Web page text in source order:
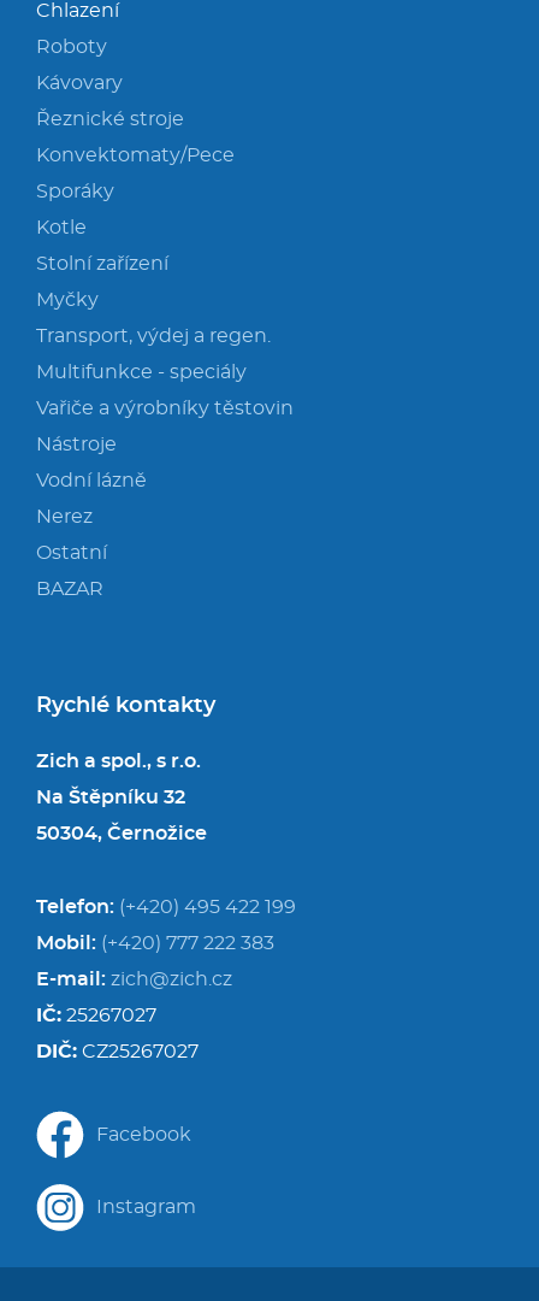
Chlazení
Roboty
Kávovary
Řeznické stroje
Konvektomaty/Pece
Sporáky
Kotle
Stolní zařízení
Myčky
Transport, výdej a regen.
Multifunkce - speciály
Vařiče a výrobníky těstovin
Nástroje
Vodní lázně
Nerez
Ostatní
BAZAR
Rychlé kontakty
Zich a spol., s r.o.
Na Štěpníku 32
50304, Černožice
Telefon: (+420) 495 422 199
Mobil: (+420) 777 222 383
E-mail: zich@zich.cz
IČ: 25267027
DIČ: CZ25267027
Facebook
Instagram